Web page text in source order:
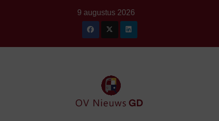
9 augustus 2026